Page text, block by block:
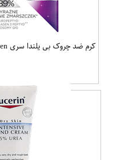
کرم ضد چروک بی یلندا سری Neuro Collagen حجم 50 میلی‌لیتر